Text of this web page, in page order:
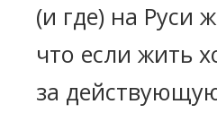
(и где) на Руси
что если жить
за